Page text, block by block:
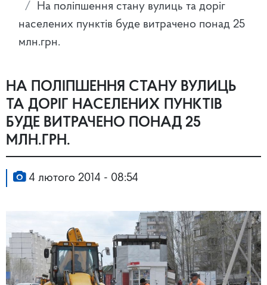
На поліпшення стану вулиць та доріг
населених пунктів буде витрачено понад 25
млн.грн.
НА ПОЛІПШЕННЯ СТАНУ ВУЛИЦЬ
ТА ДОРІГ НАСЕЛЕНИХ ПУНКТІВ
БУДЕ ВИТРАЧЕНО ПОНАД 25
МЛН.ГРН.
4 лютого 2014 - 08:54